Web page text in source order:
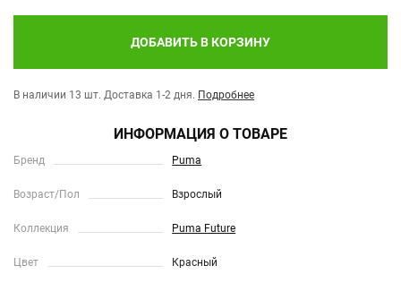
ДОБАВИТЬ В КОРЗИНУ
В наличии 13 шт. Доставка 1-2 дня. Подробнее
ИНФОРМАЦИЯ О ТОВАРЕ
Бренд Puma
Возраст/Пол Взрослый
Коллекция Puma Future
Цвет Красный